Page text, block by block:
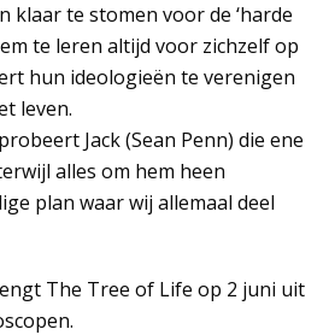
klaar te stomen voor de ‘harde
te leren altijd voor zichzelf op
hun ideologieën te verenigen
leven.
Jack (Sean Penn) die ene
alles om hem heen
plan waar wij allemaal deel
The Tree of Life op 2 juni uit